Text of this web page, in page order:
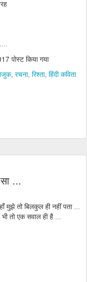
पोस्ट किया गया
रचना रिश्ता हिंदी कविता
...
मुझे तो बिलकुल ही नहीं पता ...
तो एक सवाल ही है ...